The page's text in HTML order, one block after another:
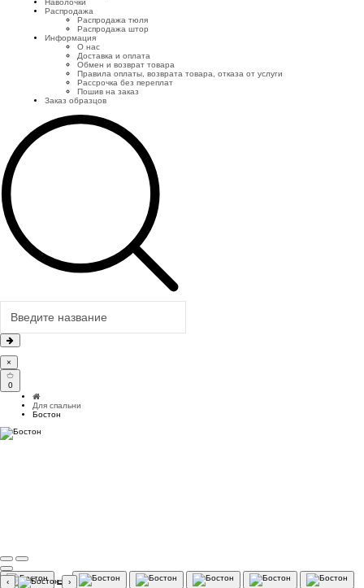
Наволочки
Распродажа
Распродажа тюля
Распродажа штор
Информация
О нас
Доставка и оплата
Обмен и возврат товара
Правила оплаты, возврата товара, отказа от услуги
Рассрочка без переплат
Пошив на заказ
Заказ образцов
×
0
Для спальни
Бостон
‹ ›